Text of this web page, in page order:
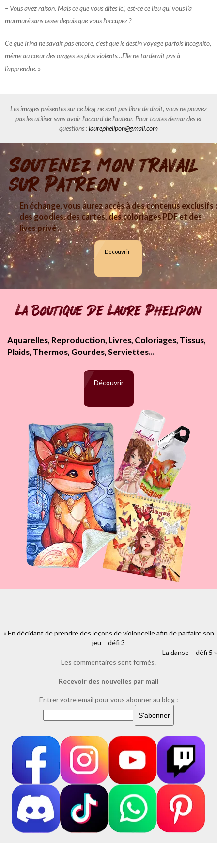
– Vous avez raison. Mais ce que vous dites ici, est-ce ce lieu qui vous l’a
murmuré sans cesse depuis que vous l’occupez ?
Ce que Irina ne savait pas encore, c’est que le destin voyage parfois incognito,
même au cœur des orages les plus violents…Elle ne tarderait pas à
l’apprendre. »
Les images présentes sur ce blog ne sont pas libre de droit, vous ne pouvez
pas les utiliser sans avoir l'accord de l'auteur. Pour toutes demandes et
questions :laurephelipon@gmail.com
Soutenez mon travail
sur Patreon
En échange, vous aurez accès à des contenus exclusifs :
des goodies, des cartes, des coloriages PDF et des
lives privé ..
Découvrir
La boutique de Laure Phelipon
Aquarelles, Reproduction, Livres, Coloriages, Tissus,
Plaids, Thermos, Gourdes, Serviettes...
Découvrir
https://www.facebook.com/plugins/like.php?
href=https%3A%2F%2Fwww.laure-
illustrations.com%2F2018%2F07%2Fla-venue-
«En décidant de prendre des leçons de violoncelle afin de parfaire son
jeu – défi 3
La danse – défi 5 »
Les commentaires sont fermés.
Recevoir des nouvelles par mail
Entrer votre email pour vous abonner au blog :